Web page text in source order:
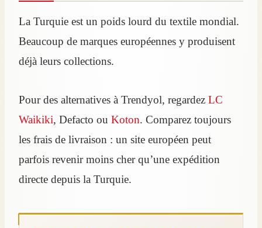
La Turquie est un poids lourd du textile mondial.
Beaucoup de marques européennes y produisent
déjà leurs collections.
Pour des alternatives à Trendyol, regardez LC
Waikiki, Defacto ou Koton. Comparez toujours
les frais de livraison : un site européen peut
parfois revenir moins cher qu’une expédition
directe depuis la Turquie.